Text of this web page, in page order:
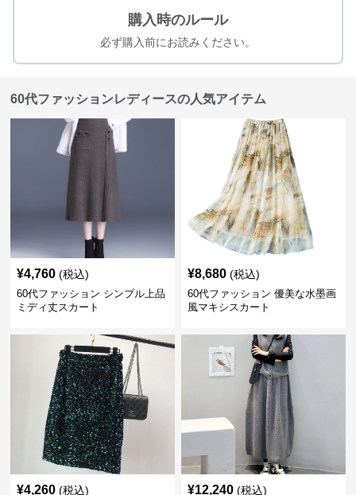
購入時のルール
必ず購入前にお読みください。
60代ファッションレディースの人気アイテム
¥4,760 (税込)
60代ファッション シンプル上品
ミディ丈スカート
¥8,680 (税込)
60代ファッション 優美な水墨画
風マキシスカート
¥4,260 (税込) ¥12,240 (税込)